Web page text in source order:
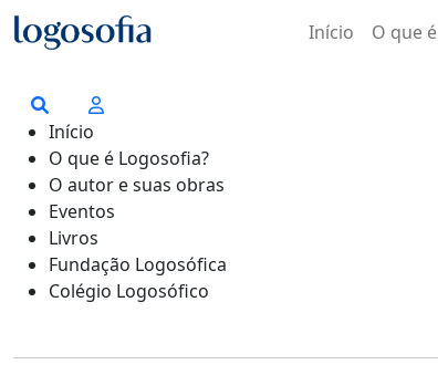
Início O que
Início
O que é Logosofia?
O autor e suas obras
Eventos
Livros
Fundação Logosófica
Colégio Logosófico